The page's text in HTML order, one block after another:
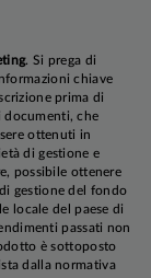
. Si prega di
chiave
prima di
documenti, che
ottenuti in
di gestione e
possibile ottenere
gestione del fondo
locale del paese di
passati non
è sottoposto
dalla normativa